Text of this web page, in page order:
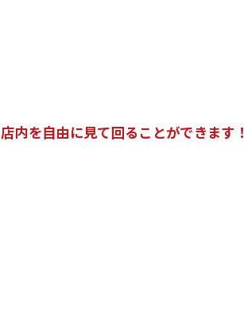
店内を自由に見て回ることができます！